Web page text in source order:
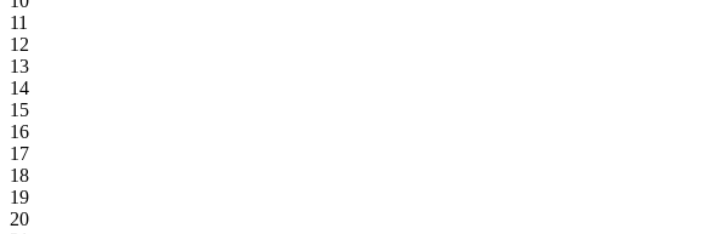
11
12
13
14
15
16
17
18
19
20